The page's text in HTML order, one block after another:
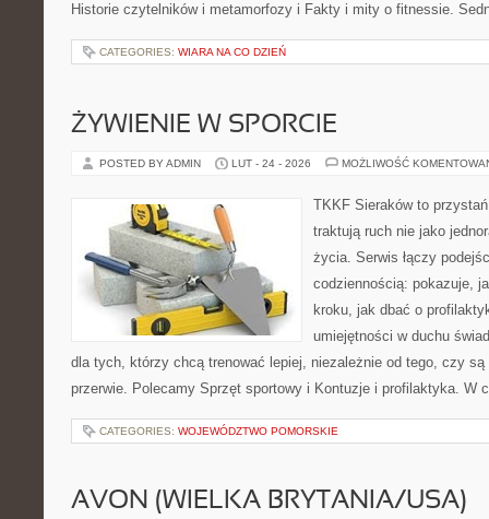
Historie czytelników i metamorfozy i Fakty i mity o fitnessie.
CATEGORIES: WIARA NA CO DZIEŃ
ŻYWIENIE W SPORCIE
POSTED BY ADMIN LUT - 24 - 2026 MOŻLIWOŚĆ
TKKF Sieraków to
traktują ruch nie jako
życia. Serwis łączy
codziennością: pokazuje,
kroku, jak dbać o
umiejętności w duchu
dla tych, którzy chcą trenować lepiej, niezależnie od tego, czy są
przerwie. Polecamy Sprzęt sportowy i Kontuzje i profilaktyka. W
CATEGORIES: WOJEWÓDZTWO POMORSKIE
AVON (WIELKA BRYTANIA/USA)